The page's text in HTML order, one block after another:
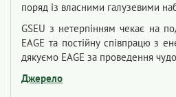
поряд із власними галузевими
GSEU з нетерпінням чекає на
EAGE та постійну співпрацю з
дякуємо EAGE за проведення
Джерело